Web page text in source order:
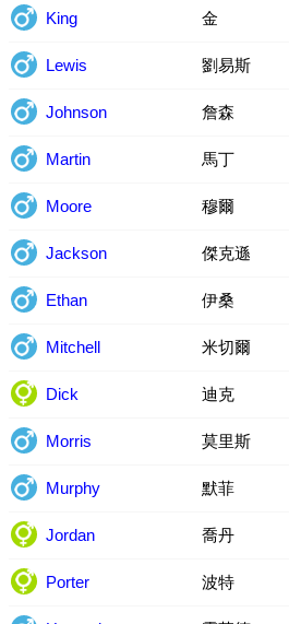
King 金
Lewis 劉易斯
Johnson 詹森
Martin 馬丁
Moore 穆爾
Jackson 傑克遜
Ethan 伊桑
Mitchell 米切爾
Dick 迪克
Morris 莫里斯
Murphy 默菲
Jordan 喬丹
Porter 波特